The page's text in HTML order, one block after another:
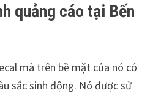
quảng cáo tại Bến
mà trên bề mặt của nó có
sắc sinh động. Nó được sử